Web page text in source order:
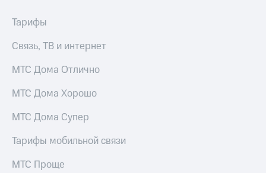
Тарифы
Связь, ТВ и интернет
МТС Дома Отлично
МТС Дома Хорошо
МТС Дома Супер
Тарифы мобильной связи
МТС Проще